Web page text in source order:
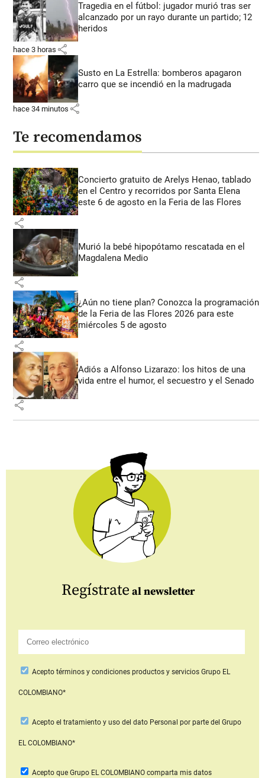
Tragedia en el fútbol: jugador murió tras ser
alcanzado por un rayo durante un partido; 12
heridos
hace 3 horas share
Susto en La Estrella: bomberos apagaron
carro que se incendió en la madrugada
hace 34 minutos share
Te recomendamos
Concierto gratuito de Arelys Henao, tablado
en el Centro y recorridos por Santa Elena
este 6 de agosto en la Feria de las Flores
share
Murió la bebé hipopótamo rescatada en el
Magdalena Medio
share
¿Aún no tiene plan? Conozca la programación
de la Feria de las Flores 2026 para este
miércoles 5 de agosto
share
Adiós a Alfonso Lizarazo: los hitos de una
vida entre el humor, el secuestro y el Senado
share
Regístrate al newsletter
Aceptotérminos y condiciones productos y serviciosGrupo EL
COLOMBIANO*
Acepto el tratamiento y uso del dato Personal por parte del Grupo
EL COLOMBIANO*
Acepto que Grupo EL COLOMBIANOcomparta mis datos